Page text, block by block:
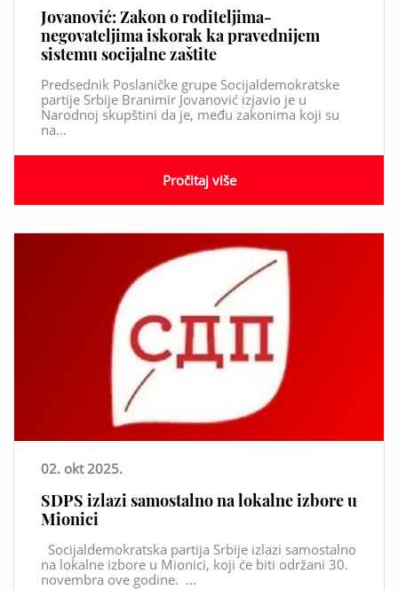
Jovanović: Zakon o roditeljima-
negovateljima iskorak ka pravednijem
sistemu socijalne zaštite
Predsednik Poslaničke grupe Socijaldemokratske
partije Srbije Branimir Jovanović izjavio je u
Narodnoj skupštini da je, među zakonima koji su
na...
Pročitaj više
02. okt 2025.
SDPS izlazi samostalno na lokalne izbore u
Mionici
Socijaldemokratska partija Srbije izlazi samostalno
na lokalne izbore u Mionici, koji će biti održani 30.
novembra ove godine. ...